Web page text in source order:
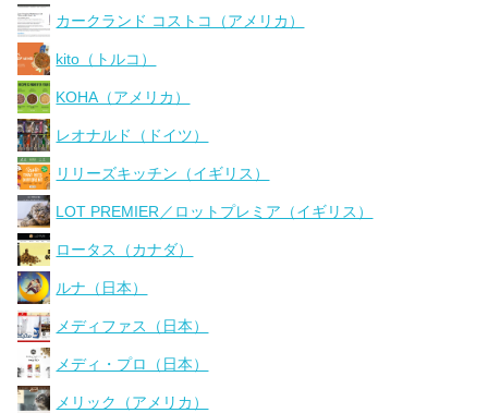
カークランド コストコ（アメリカ）
kito（トルコ）
KOHA（アメリカ）
レオナルド（ドイツ）
リリーズキッチン（イギリス）
LOT PREMIER／ロットプレミア（イギリス）
ロータス（カナダ）
ルナ（日本）
メディファス（日本）
メディ・プロ（日本）
メリック（アメリカ）